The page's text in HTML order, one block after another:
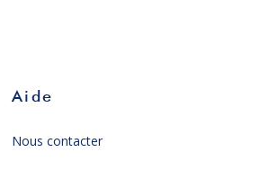
Aide
Nous contacter